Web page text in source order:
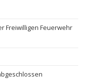
Freiwilligen Feuerwehr